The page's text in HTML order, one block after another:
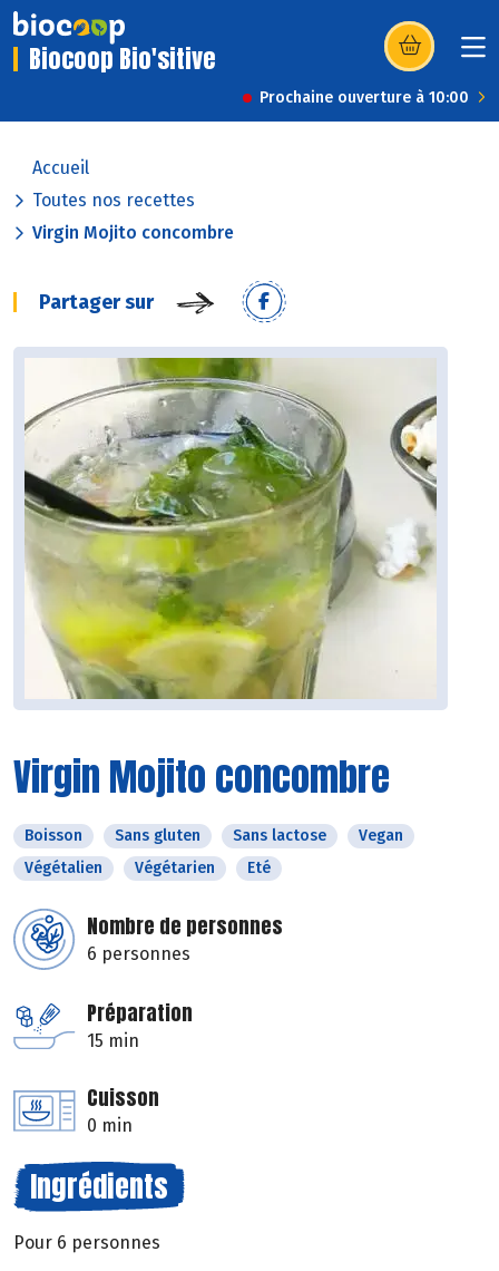
Biocoop Bio'sitive (s’ouvre dans
Prochaine ouverture à 10:00
Accueil
Toutes nos recettes
Virgin Mojito concombre
Partager sur
Virgin Mojito concombre
Boisson Sans gluten Sans lactose
Vegan
Végétalien
Végétarien Eté
Nombre de personnes
6 personnes
Préparation
15 min
Cuisson
0 min
Ingrédients
Pour 6 personnes